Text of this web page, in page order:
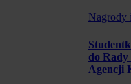
Nagrody
do Rady
Agencji